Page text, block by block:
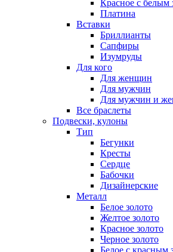
Красное с белым
Платина
Вставки
Бриллианты
Сапфиры
Изумруды
Для кого
Для женщин
Для мужчин
Для мужчин и
Все браслеты
Подвески, кулоны
Тип
Бегунки
Кресты
Сердце
Бабочки
Дизайнерские
Металл
Белое золото
Желтое золото
Красное золото
Черное золото
Белое с красным